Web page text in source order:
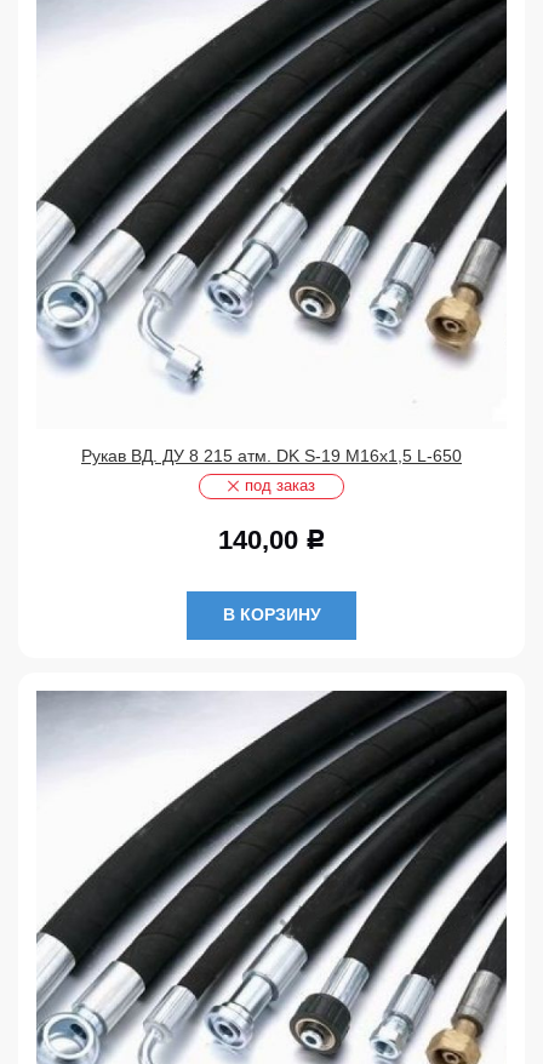
Рукав ВД. ДУ 8 215 атм. DK S-19 М16х1,5 L-650
под заказ
140,00 Р
В КОРЗИНУ